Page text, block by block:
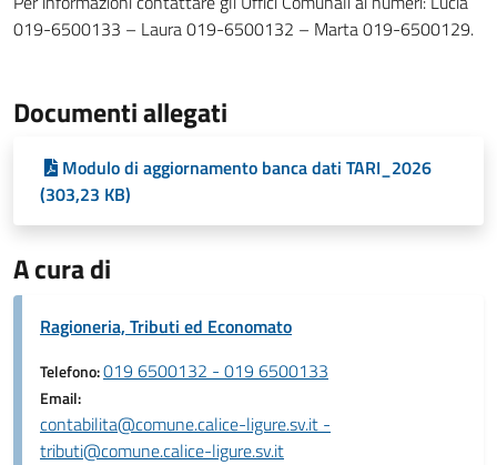
019-6500133 – Laura 019-6500132 – Marta 019-6500129.
Documenti allegati
Modulo di aggiornamento banca dati TARI_2026
(303,23 KB)
A cura di
Ragioneria, Tributi ed Economato
Telefono:019 6500132 - 019 6500133
Email:
contabilita@comune.calice-ligure.sv.it -
tributi@comune.calice-ligure.sv.it